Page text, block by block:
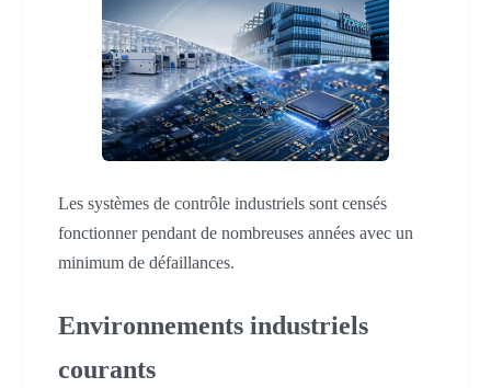
Les systèmes de contrôle industriels sont censés
fonctionner pendant de nombreuses années avec un
minimum de défaillances.
Environnements industriels
courants